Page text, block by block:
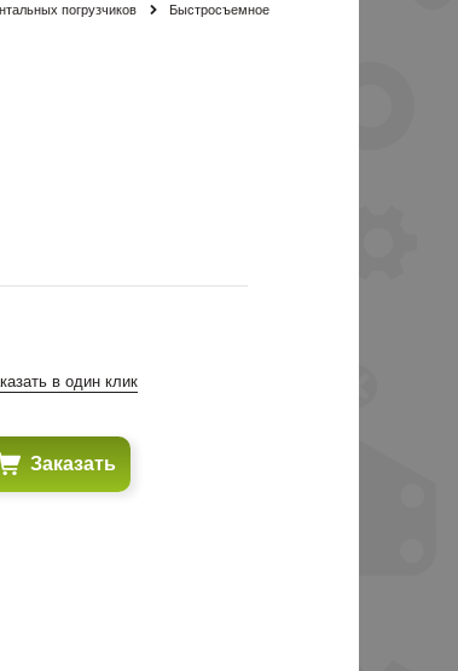
погрузчиков
Быстросъемное
в один клик
Заказать